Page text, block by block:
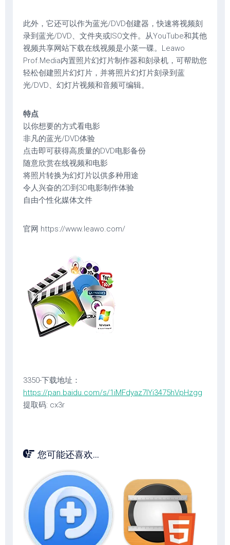
此外，它还可以作为蓝光/DVD创建器，快速将视频刻
录到蓝光/DVD、文件夹或ISO文件。从YouTube和其他
视频共享网站下载在线视频是小菜一碟。Leawo
Prof.Media内置照片幻灯片制作器和刻录机，可帮助您
轻松创建照片幻灯片，并将照片幻灯片刻录到蓝
光/DVD、幻灯片视频和音频可编辑。
特点
以你想要的方式看电影
非凡的蓝光/DVD体验
点击即可获得高质量的DVD电影备份
随意欣赏在线视频和电影
将照片转换为幻灯片以供多种用途
令人兴奋的2D到3D电影制作体验
自由个性化媒体文件
官网 https://www.leawo.com/
3350-下载地址：
https://pan.baidu.com/s/1iMFdyaz7lYi3475hVpHzgg
提取码: cx3r
您可能还喜欢...